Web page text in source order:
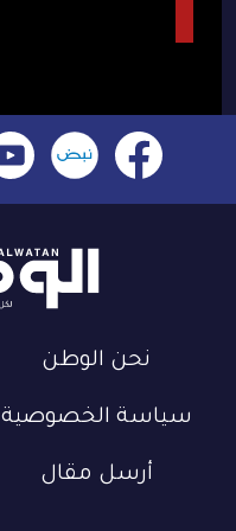
نحن الوطن
سياسة الخصوصية
أرسل مقال